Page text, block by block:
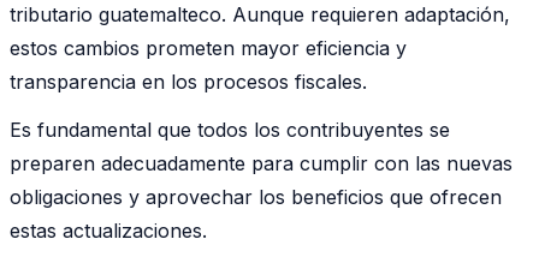
tributario guatemalteco. Aunque requieren adaptación,
estos cambios prometen mayor eficiencia y
transparencia en los procesos fiscales.
Es fundamental que todos los contribuyentes se
preparen adecuadamente para cumplir con las nuevas
obligaciones y aprovechar los beneficios que ofrecen
estas actualizaciones.